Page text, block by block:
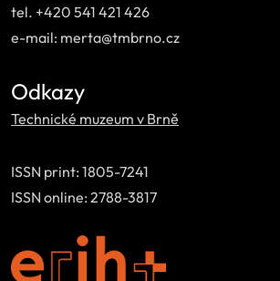
tel. +420 541 421 426
e-mail: merta@tmbrno.cz
Odkazy
Technické muzeum v Brně
ISSN print: 1805-7241
ISSN online: 2788-3817